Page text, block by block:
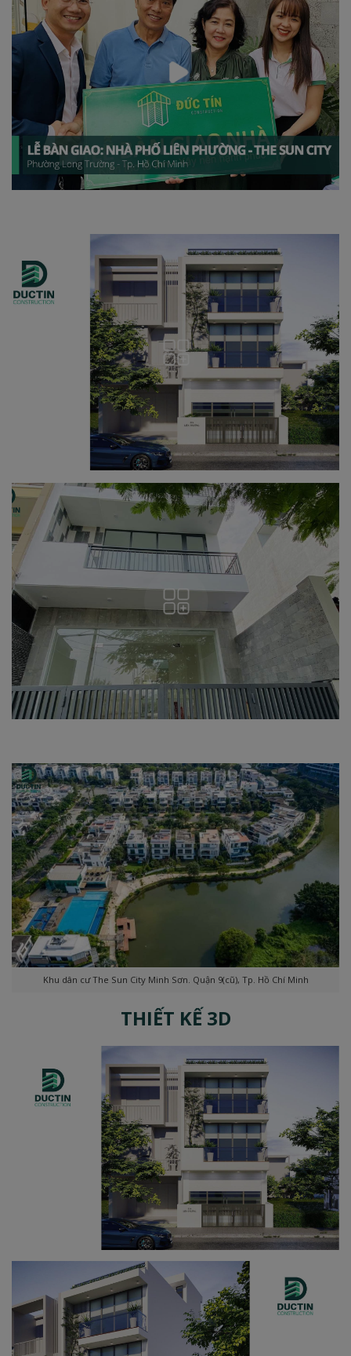
Khu dân cư The Sun City Minh Sơn. Quận 9(cũ), Tp. Hồ Chí Minh
THIẾT KẾ 3D